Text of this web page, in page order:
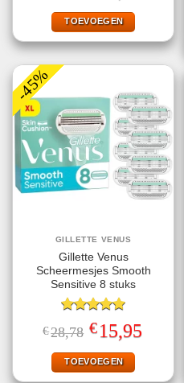
was:
€28,69.
TOEVOEGEN
-45%
GILLETTE VENUS
Gillette Venus
Scheermesjes Smooth
Sensitive 8 stuks
Gewaardeerd
5.00uit 5
€28,78 Oorspronkelijke
prijs
was:
€28,78.
€15,95prijs
TOEVOEGEN